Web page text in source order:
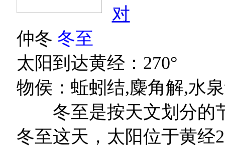
对
仲冬 冬至
太阳到达黄经：270°
物侯：蚯蚓结,麋角解,水
冬至是按天文划分的
冬至这天，太阳位于黄经